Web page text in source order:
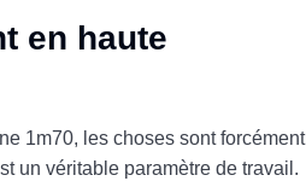
en haute
1m70, les choses sont forcément
un véritable paramètre de travail.